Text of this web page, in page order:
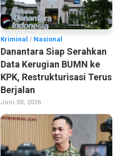
Kriminal / Nasional
Danantara Siap Serahkan
Data Kerugian BUMN ke
KPK, Restrukturisasi Terus
Berjalan
Juni 30, 2026